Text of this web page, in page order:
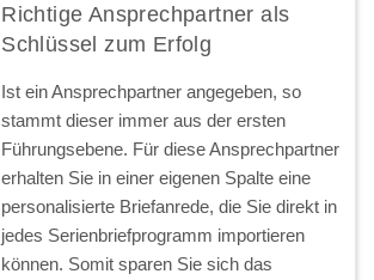
Richtige Ansprechpartner als
Schlüssel zum Erfolg
Ist ein Ansprechpartner angegeben, so
stammt dieser immer aus der ersten
Führungsebene. Für diese Ansprechpartner
erhalten Sie in einer eigenen Spalte eine
personalisierte Briefanrede, die Sie direkt in
jedes Serienbriefprogramm importieren
können. Somit sparen Sie sich das